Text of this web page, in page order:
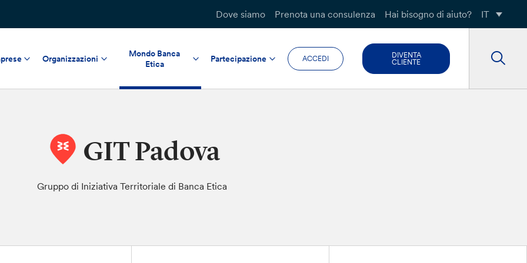
Dove siamo Prenota una consulenza Hai bisogno di aiuto? IT
Organizzazioni
Mondo Banca
Etica
Partecipazione ACCEDI
DIVENTA
CLIENTE
GIT Padova
Gruppo di Iniziativa Territoriale di Banca Etica